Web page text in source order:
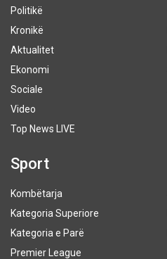
Politikë
Kronikë
Aktualitet
Ekonomi
Sociale
Video
Top News LIVE
Sport
Kombëtarja
Kategoria Superiore
Kategoria e Parë
Premier League